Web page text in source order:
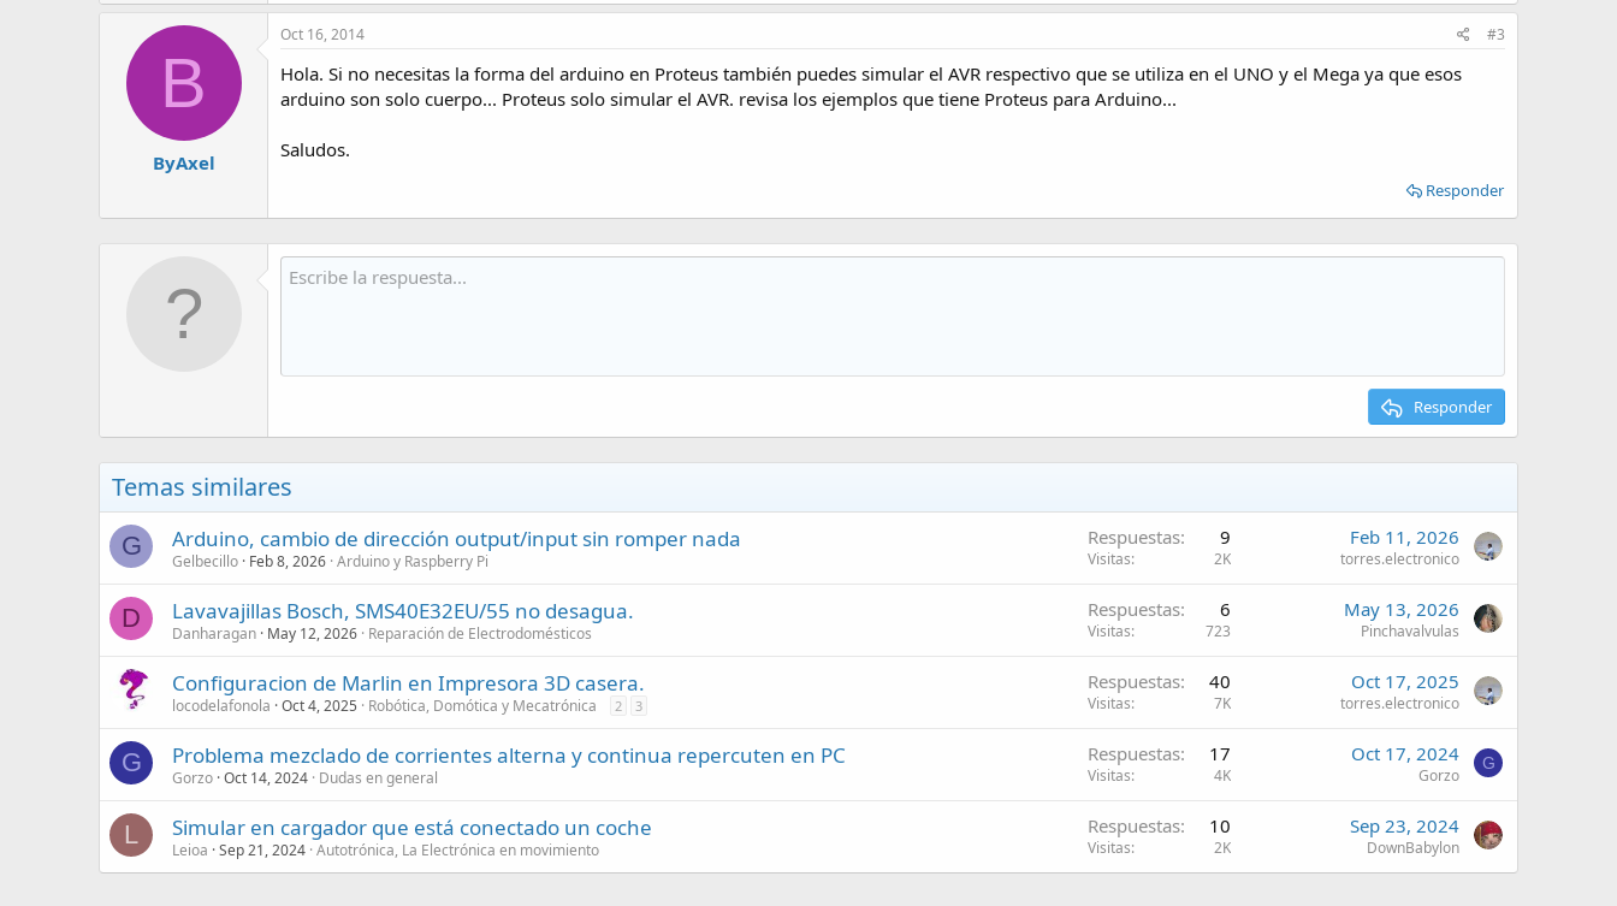
B
ByAxel
Oct 16, 2014 #3
Hola. Si no necesitas la forma del arduino en Proteus también puedes simular el AVR respectivo que se utiliza en el UNO y el Mega ya que esos
arduino son solo cuerpo... Proteus solo simular el AVR. revisa los ejemplos que tiene Proteus para Arduino...
Saludos.
Responder
Responder
Temas similares
G Arduino, cambio de dirección output/input sin romper nada
Gelbecillo Feb 8, 2026 Arduino y Raspberry Pi
Respuestas 9
Visitas 2K
Feb 11, 2026
torres.electronico
D Lavavajillas Bosch, SMS40E32EU/55 no desagua.
Danharagan May 12, 2026 Reparación de Electrodomésticos
Respuestas 6
Visitas 723
May 13, 2026
Pinchavalvulas
Configuracion de Marlin en Impresora 3D casera.
locodelafonola Oct 4, 2025 Robótica, Domótica y Mecatrónica 2 3
Respuestas 40
Visitas 7K
Oct 17, 2025
torres.electronico
G Problema mezclado de corrientes alterna y continua repercuten en PC
Gorzo Oct 14, 2024 Dudas en general
Respuestas 17
Visitas 4K
Oct 17, 2024
Gorzo
G
L Simular en cargador que está conectado un coche
Leioa Sep 21, 2024 Autotrónica, La Electrónica en movimiento
Respuestas 10
Visitas 2K
Sep 23, 2024
DownBabylon